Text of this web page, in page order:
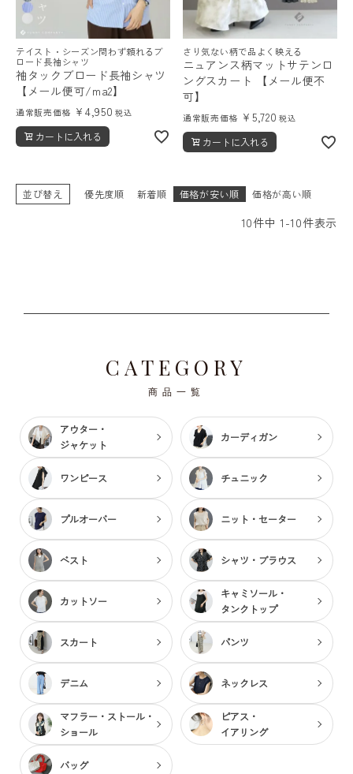
テイスト・シーズン問わず頼れるブ
ロード長袖シャツ
袖タックブロード長袖シャツ
【メール便可/ma2】
通常販売価格 ¥ 4,950 税込
カートに入れる
さり気ない柄で品よく映える
ニュアンス柄マットサテンロ
ングスカート 【メール便不
可】
通常販売価格 ¥ 5,720 税込
カートに入れる
並び替え 優先度順 新着順 価格が安い順 価格が高い順
10件中 1 -10件表示
CATEGORY
商品一覧
アウター・
ジャケット
カーディガン
ワンピース チュニック
プルオーバー ニット・セーター
ベスト シャツ・ブラウス
カットソー
キャミソール・
タンクトップ
スカート パンツ
デニム ネックレス
マフラー・ストール・
ショール
ピアス・
イアリング
バッグ